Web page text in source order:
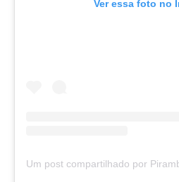
Ver essa foto no